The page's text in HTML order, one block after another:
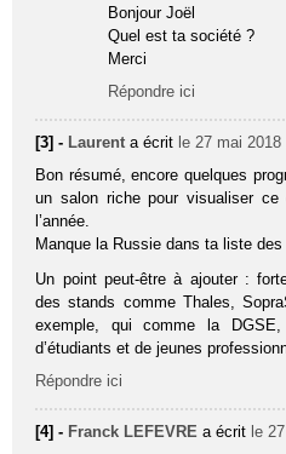
Bonjour Joël
Quel est ta société ?
Merci
Répondre ici
[3] - Laurent a écrit le 27 mai 2018
Bon résumé, encore quelques
un salon riche pour visualiser
l’année.
Manque la Russie dans ta liste des
Un point peut-être à ajouter :
des stands comme Thales,
exemple, qui comme la
d’étudiants et de jeunes
Répondre ici
[4] - Franck LEFEVRE a écrit le